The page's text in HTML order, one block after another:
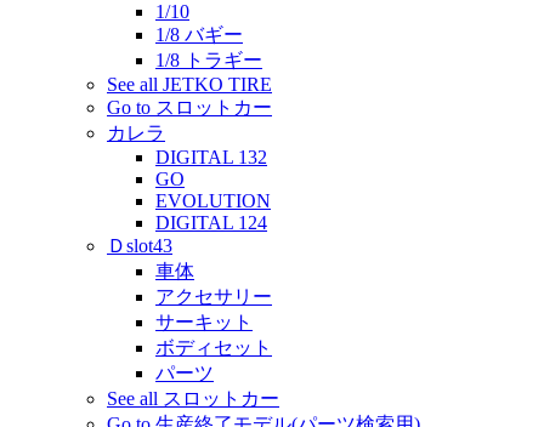
1/10
1/8 バギー
1/8 トラギー
See all JETKO TIRE
Go to スロットカー
カレラ
DIGITAL 132
GO
EVOLUTION
DIGITAL 124
Ｄslot43
車体
アクセサリー
サーキット
ボディセット
パーツ
See all スロットカー